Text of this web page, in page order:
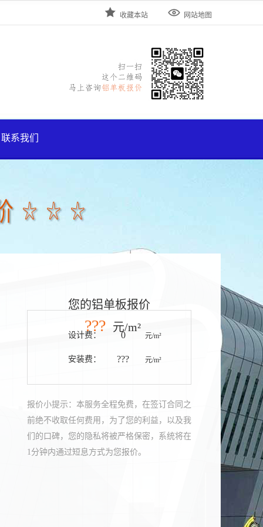
 收藏本站  网站地图
联系我们
您的铝单板报价
??? 元/m²
设计费： 0 元/m²
安装费： ??? 元/m²
报价小提示：本服务全程免费，在签订合同之
前绝不收取任何费用，为了您的利益，以及我
们的口碑，您的隐私将被严格保密，系统将在
1分钟内通过短息方式为您报价。